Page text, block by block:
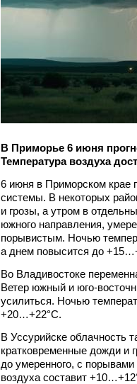
В Приморье 6 июня
Температура воздуха
6 июня в Приморском крае
системы. В некоторых
и грозы, а утром в
южного направления,
порывистым. Ночью
а днем повысится до
Во Владивостоке
Ветер южный и юго-
усилиться. Ночью
+20…+22°C.
В Уссурийске облачность
кратковременные дожди и
до умеренного, с
воздуха составит